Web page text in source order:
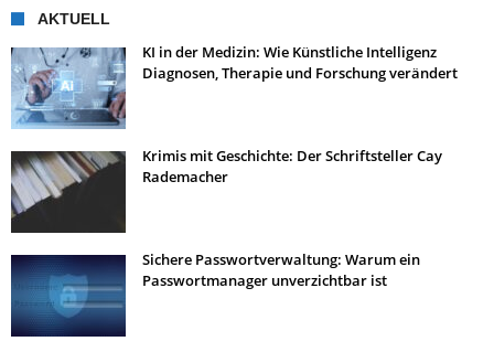
AKTUELL
KI in der Medizin: Wie Künstliche Intelligenz
Diagnosen, Therapie und Forschung verändert
Krimis mit Geschichte: Der Schriftsteller Cay
Rademacher
Sichere Passwortverwaltung: Warum ein
Passwortmanager unverzichtbar ist